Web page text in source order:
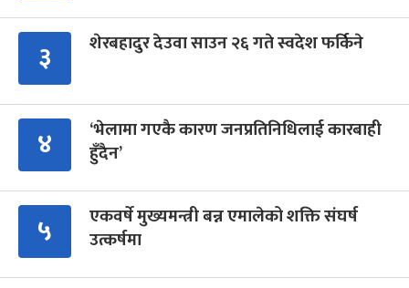
३ शेरबहादुर देउवा साउन २६ गते स्वदेश फर्किने
४
‘भेलामा गएकै कारण जनप्रतिनिधिलाई कारबाही
हुँदैन’
५
एकवर्षे मुख्यमन्त्री बन्न एमालेको शक्ति संघर्ष
उत्कर्षमा